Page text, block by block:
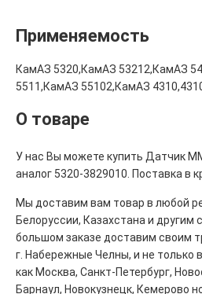
Применяемость
КамАЗ 5320,КамАЗ 53212,КамАЗ
5511,КамАЗ 55102,КамАЗ
О товаре
У нас Вы можете купить Датчик
аналог 5320-3829010. Поставка в
Мы доставим вам товар в любой
Белоруссии, Казахстана и другим
большом заказе доставим своим
г. Набережные Челны, и не только
как Москва, Санкт-Петербург,
Барнаул, Новокузнецк, Кемерово